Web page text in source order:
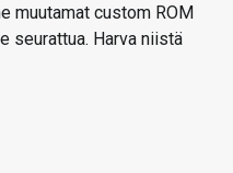
muutamat custom ROM
seurattua. Harva niistä